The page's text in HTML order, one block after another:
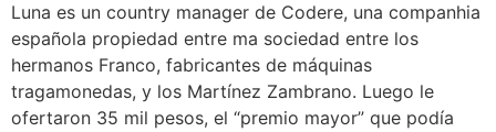
Luna es un country manager de Codere, una companhia
española propiedad entre ma sociedad entre los
hermanos Franco, fabricantes de máquinas
tragamonedas, y los Martínez Zambrano. Luego le
ofertaron 35 mil pesos, el “premio mayor” que podía